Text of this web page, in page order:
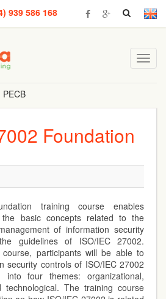
939 586 168
PECB
Foundation
training course enables
basic concepts related to the
of information security
guidelines of ISO/IEC 27002.
participants will be able to
security controls of ISO/IEC 27002
four themes: organizational,
technological. The training course